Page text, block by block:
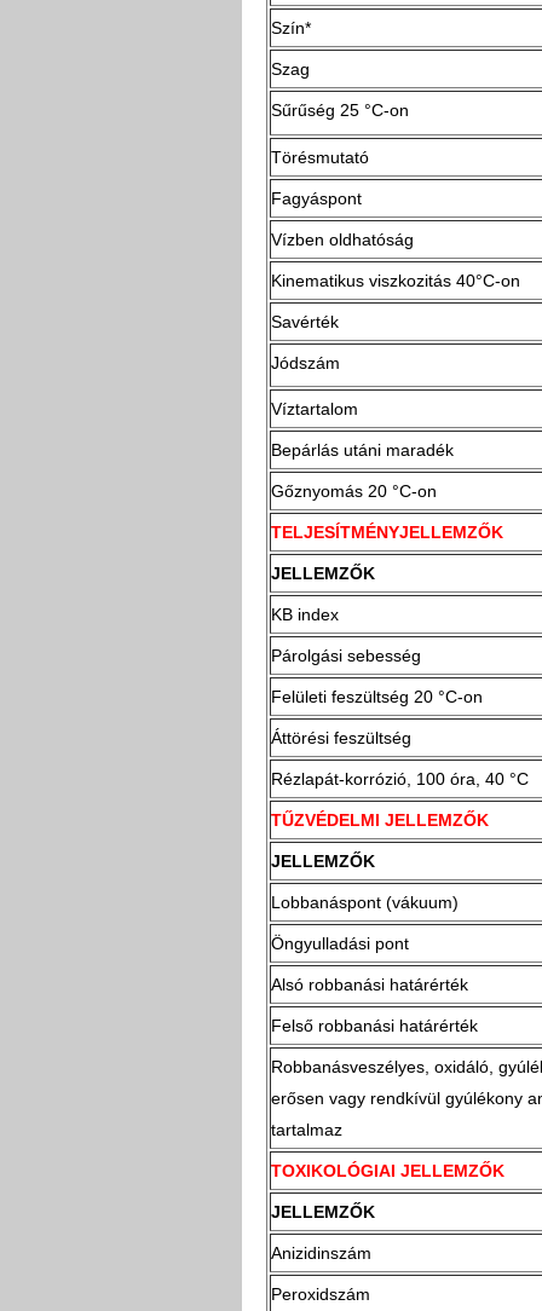
Szín*
Szag
Sűrűség 25 °C-on
Törésmutató
Fagyáspont
Vízben oldhatóság
Kinematikus viszkozitás 40°C-on
Savérték
Jódszám
Víztartalom
Bepárlás utáni maradék
Gőznyomás 20 °C-on
TELJESÍTMÉNYJELLEMZŐK
JELLEMZŐK
KB index
Párolgási sebesség
Felületi feszültség 20 °C-on
Áttörési feszültség
Rézlapát-korrózió, 100 óra, 40 °C
TŰZVÉDELMI JELLEMZŐK
JELLEMZŐK
Lobbanáspont (vákuum)
Öngyulladási pont
Alsó robbanási határérték
Felső robbanási határérték
Robbanásveszélyes, oxidáló,
erősen vagy rendkívül gyúlékony
tartalmaz
TOXIKOLÓGIAI JELLEMZŐK
JELLEMZŐK
Anizidinszám
Peroxidszám